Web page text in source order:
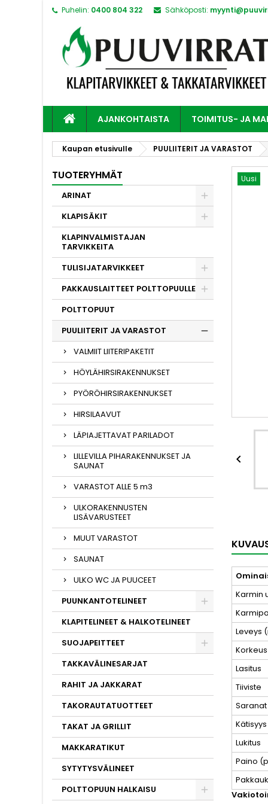
Puhelin: 0400 804 322 Sähköposti:
AJANKOHTAISTA TOIMITUS- JA
Kaupan etusivulle PUULIITERIT JA VARASTOT
TUOTERYHMÄT
ARINAT
KLAPISÄKIT
KLAPINVALMISTAJAN
TARVIKKEITA
TULISIJATARVIKKEET
PAKKAUSLAITTEET POLTTOPUULLE
POLTTOPUUT
PUULIITERIT JA VARASTOT
VALMIIT LIITERIPAKETIT
HÖYLÄHIRSIRAKENNUKSET
PYÖRÖHIRSIRAKENNUKSET
HIRSILAAVUT
LÄPIAJETTAVAT PARILADOT
LILLEVILLA PIHARAKENNUKSET JA
SAUNAT
VARASTOT ALLE 5 m3
ULKORAKENNUSTEN
LISÄVARUSTEET
MUUT VARASTOT
SAUNAT
ULKO WC JA PUUCEET
PUUNKANTOTELINEET
KLAPITELINEET & HALKOTELINEET
SUOJAPEITTEET
TAKKAVÄLINESARJAT
RAHIT JA JAKKARAT
TAKORAUTATUOTTEET
TAKAT JA GRILLIT
MAKKARATIKUT
SYTYTYSVÄLINEET
POLTTOPUUN HALKAISU
Uusi

Karmin
Leveys
Lasitus
Tiiviste
Saranat
Kätisyys
Lukitus
Paino